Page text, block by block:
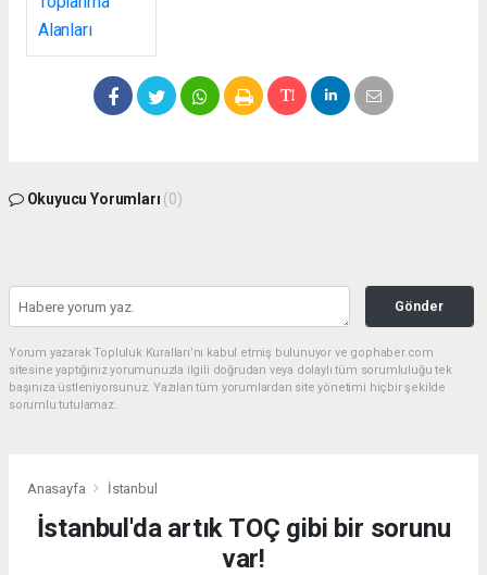
Okuyucu Yorumları (0)
Gönder
Yorum yazarak Topluluk Kuralları’nı kabul etmiş bulunuyor ve gophaber.com
sitesine yaptığınız yorumunuzla ilgili doğrudan veya dolaylı tüm sorumluluğu tek
başınıza üstleniyorsunuz. Yazılan tüm yorumlardan site yönetimi hiçbir şekilde
sorumlu tutulamaz.
Anasayfa İstanbul
İstanbul'da artık TOÇ gibi bir sorunu
var!